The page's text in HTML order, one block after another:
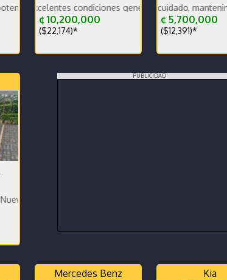
oportunidad!
consumo. Financiamiento disponible.
condiciones generales. Vehículo nacional.
¢ 10,200,000
($22,174)*
Vehículo muy bien cuidado, mantenimiento y
¢ 5,700,000
($12,391)*
de Agencia - No ha tenido Choques
PUBLICIDAD
Toyota Rav.
Mercedes Benz Kia